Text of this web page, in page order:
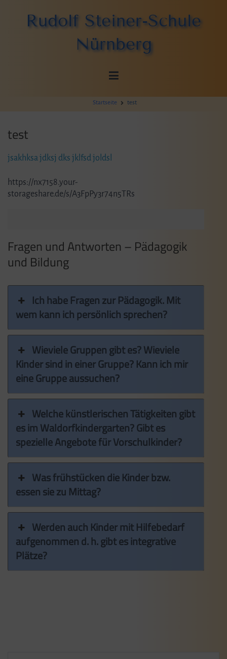
springenRudolf Steiner-Schule
Nürnberg
Startseite test
test
jsakhksa jdksj dks jklfsd joldsl
https://nx7158.your-
storageshare.de/s/A3FpPy3r74n5TRs
Fragen und Antworten – Pädagogik
und Bildung
Ich habe Fragen zur Pädagogik. Mit
wem kann ich persönlich sprechen?
Wieviele Gruppen gibt es? Wieviele
Kinder sind in einer Gruppe? Kann ich mir
eine Gruppe aussuchen?
Welche künstlerischen Tätigkeiten gibt
es im Waldorfkindergarten? Gibt es
spezielle Angebote für Vorschulkinder?
Was frühstücken die Kinder bzw.
essen sie zu Mittag?
Werden auch Kinder mit Hilfebedarf
aufgenommen d. h. gibt es integrative
Plätze?